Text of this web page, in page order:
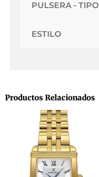
PULSERA - TIPO
ESTILO
Productos Relacionados